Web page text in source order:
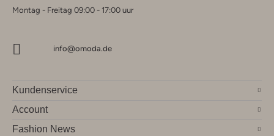
Montag - Freitag 09:00 - 17:00 uur
info@omoda.de
Kundenservice
Account
Fashion News